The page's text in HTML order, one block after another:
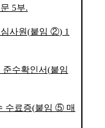
5부.
사원(붙임 ②) 1
수확인서(붙임
수료증(붙임 ⑤ 매